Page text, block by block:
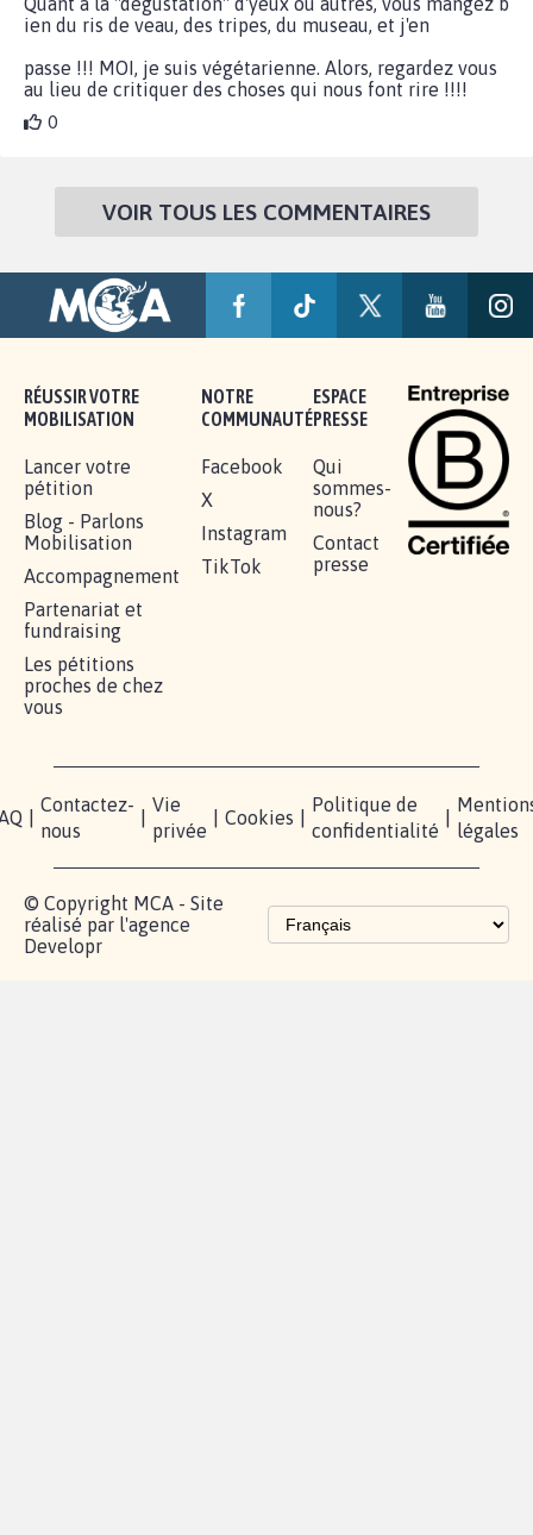
ien du ris de veau, des tripes, du museau, et j'en
passe !!! MOI, je suis végétarienne. Alors, regardez vous
au lieu de critiquer des choses qui nous font rire !!!!
0
VOIR TOUS LES COMMENTAIRES
RÉUSSIR VOTRE
MOBILISATION
Lancer votre
pétition
Blog - Parlons
Mobilisation
Accompagnement
Partenariat et
fundraising
Les pétitions
proches de chez
vous
NOTRE
COMMUNAUTÉ
Facebook
X
Instagram
TikTok
ESPACE
PRESSE
Qui
sommes-
nous?
Contact
presse
Contactez-
nous
Vie
privée
Cookies
Politique de
confidentialité
légales
© Copyright MCA - Site
réalisé par l'agence
Developr